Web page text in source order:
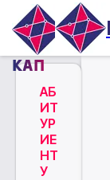
КАП
АБ
ИТ
УР
ИЕ
НТ
У